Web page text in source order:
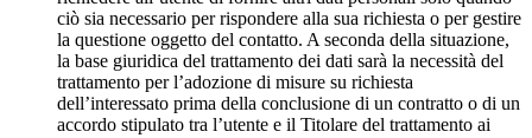
ciò sia necessario per rispondere alla sua richiesta o per gestire
la questione oggetto del contatto. A seconda della situazione,
la base giuridica del trattamento dei dati sarà la necessità del
trattamento per l’adozione di misure su richiesta
dell’interessato prima della conclusione di un contratto o di un
accordo stipulato tra l’utente e il Titolare del trattamento ai